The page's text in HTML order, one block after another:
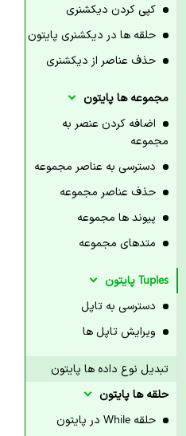
کپی کردن دیکشنری
حلقه ها در دیکشنری پایتون
حذف عناصر از دیکشنری
مجموعه ها پایتون
اضافه کردن عنصر به
مجموعه
دسترسی به عناصر مجموعه
حذف عناصر مجموعه
پیوند ها مجموعه
متدهای مجموعه
Tuples پایتون
دسترسی به تاپل
ویرایش تاپل ها
تبدیل نوع داده ها پایتون
حلقه ها پایتون
حلقه While در پایتون